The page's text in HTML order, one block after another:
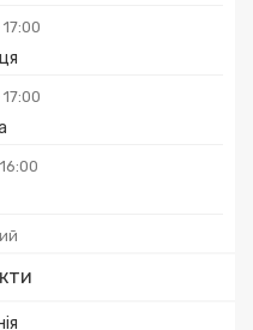
17:00
17:00
16:00